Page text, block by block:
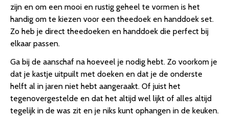
zijn en om een mooi en rustig geheel te vormen is het
handig om te kiezen voor een theedoek en handdoek set.
Zo heb je direct theedoeken en handdoek die perfect bij
elkaar passen.
Ga bij de aanschaf na hoeveel je nodig hebt. Zo voorkom je
dat je kastje uitpuilt met doeken en dat je de onderste
helft al in jaren niet hebt aangeraakt. Of juist het
tegenovergestelde en dat het altijd wel lijkt of alles altijd
tegelijk in de was zit en je niks kunt ophangen in de keuken.